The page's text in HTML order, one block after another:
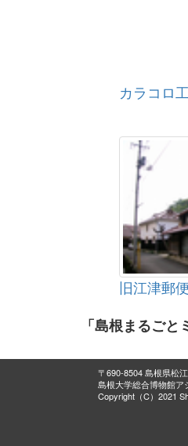
カラコロ
旧江津郵
「島根まるご
〒690-8504 島根県松
島根大学総合博物館ア
Copyright（C）2021